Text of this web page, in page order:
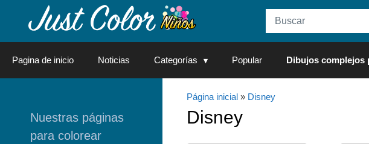
Pagina de inicio Noticias Categorías Popular Dibujos complejos
Página inicial» Disney
Disney
Nuestras páginas
para colorear